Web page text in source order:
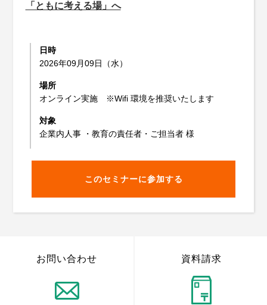
「ともに考える場」へ
日時
2026年09月09日（水）
場所
オンライン実施 ※Wifi 環境を推奨いたします
対象
企業内人事 ・教育の責任者・ご担当者 様
このセミナーに参加する
お問い合わせ 資料請求